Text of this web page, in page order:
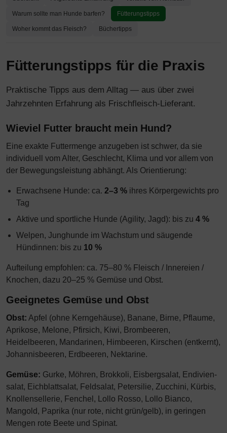
Warum sollte man Hunde barfen? Fütterungstipps
Woher kommt das Fleisch? Büchertipps
Fütterungstipps für die Praxis
Praktische Tipps aus dem Alltag — aus über zwei
Jahrzehnten Erfahrung als Frischfleisch-Lieferant.
Wieviel Futter braucht mein Hund?
Eine exakte Futtermenge anzugeben ist schwer, da sie
individuell vom Alter, Geschlecht, Klima und vor allem von
der Bewegungsleistung abhängt. Als Orientierung:
Erwachsene Hunde: ca. 2–3 % ihres Körpergewichts pro
Tag
Aktive und sportliche Hunde (Agility, Jagd): bis zu 4 %
Welpen, Junghunde im Wachstum und säugende
Hündinnen: bis zu 10 %
Aufteilung empfohlen: ca. 75–80 % Fleisch / Innereien /
Knochen, dazu 20–25 % Gemüse und Obst.
Geeignetes Gemüse und Obst
Obst: Apfel (ohne Kerngehäuse), Banane, Birne, Pflaume,
Aprikose, Melone, Pfirsich, Kiwi, Brombeeren,
Heidelbeeren, Mandarinen, Himbeeren, Kirschen (entkernt),
Johannisbeeren, Erdbeeren, Nektarine.
Gemüse: Gurke, Möhren, Brokkoli, Eisbergsalat, Endivien­
salat, Eichblattsalat, Feldsalat, Petersilie, Zucchini, Kürbis,
Knollensellerie, Fenchel, Lollo Rosso, Lollo Bianco,
Mangold, Paprika (nur rote, nicht grün/gelb), in geringen
Mengen rote Beete und Spinat.